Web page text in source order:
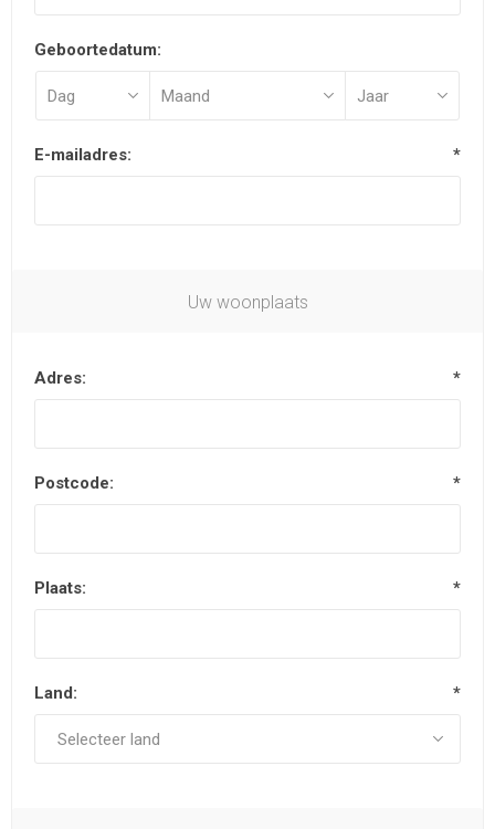
Geboortedatum:
E-mailadres: *
Uw woonplaats
Adres: *
Postcode: *
Plaats: *
Land: *